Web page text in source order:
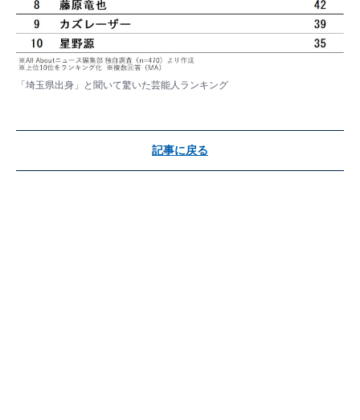
「埼玉県出身」と聞いて驚いた芸能人ランキング
記事に戻る